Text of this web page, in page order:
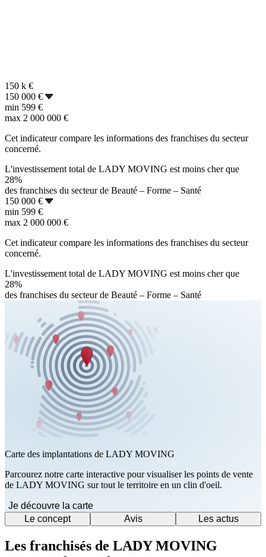
150 k €
150 000 €
min 599 €
max 2 000 000 €
Cet indicateur compare les informations des franchises du secteur
concerné.
L'investissement total de LADY MOVING est moins cher que
28%
des franchises du secteur de Beauté – Forme – Santé
150 000 €
min 599 €
max 2 000 000 €
Cet indicateur compare les informations des franchises du secteur
concerné.
L'investissement total de LADY MOVING est moins cher que
28%
des franchises du secteur de Beauté – Forme – Santé
Carte des implantations de LADY MOVING
Parcourez notre carte interactive pour visualiser les points de vente
de LADY MOVING sur tout le territoire en un clin d'oeil.
Je découvre la carte
Le concept
Avis Les actus
Les franchisés de LADY MOVING